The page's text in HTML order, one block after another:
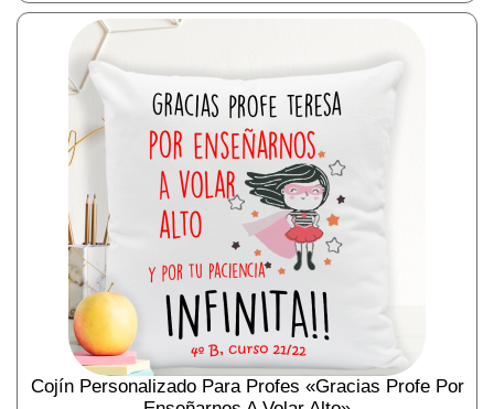
Cojín Personalizado Para Profes «Gracias Profe Por